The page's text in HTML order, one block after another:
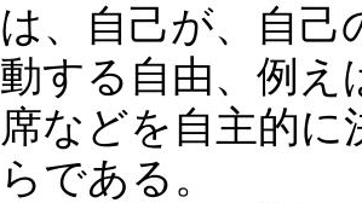
は、自己が、自己
動する自由、例え
席などを自主的
らである。